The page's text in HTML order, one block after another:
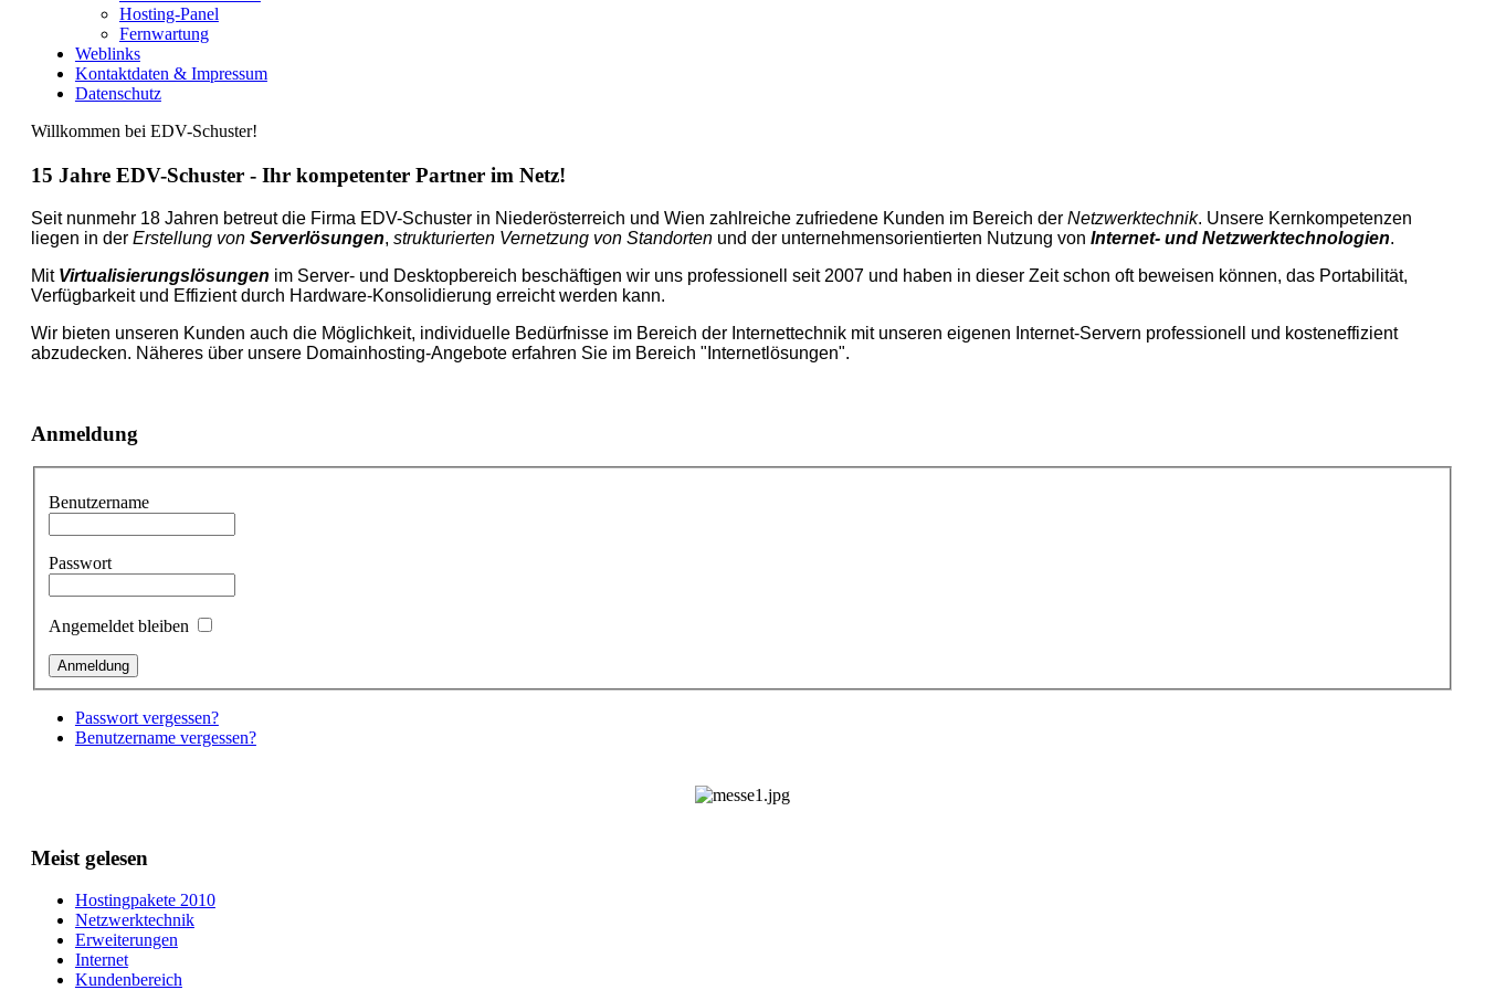
Hosting-Panel
Fernwartung
Weblinks
Kontaktdaten & Impressum
Datenschutz
Willkommen bei EDV-Schuster!
15 Jahre EDV-Schuster - Ihr kompetenter Partner im Netz!
Seit nunmehr 18 Jahren betreut die Firma EDV-Schuster in Niederösterreich und Wien zahlreiche zufriedene Kunden im Bereich der Netzwerktechnik. Unsere Kernkompetenzen
liegen in der Erstellung von Serverlösungen, strukturierten Vernetzung von Standortenund der unternehmensorientierten Nutzung von Internet- und Netzwerktechnologien.
Mit Virtualisierungslösungen im Server- und Desktopbereich beschäftigen wir uns professionell seit 2007 und haben in dieser Zeit schon oft beweisen können, das Portabilität,
Verfügbarkeit und Effizient durch Hardware-Konsolidierung erreicht werden kann.
Wir bieten unseren Kunden auch die Möglichkeit, individuelle Bedürfnisse im Bereich der Internettechnik mit unseren eigenen Internet-Servern professionell und kosteneffizient
abzudecken. Näheres über unsere Domainhosting-Angebote erfahren Sie im Bereich "Internetlösungen".
Anmeldung
Benutzername
Passwort
Angemeldet bleiben
Passwort vergessen?
Benutzername vergessen?
Meist gelesen
Hostingpakete 2010
Netzwerktechnik
Erweiterungen
Internet
Kundenbereich